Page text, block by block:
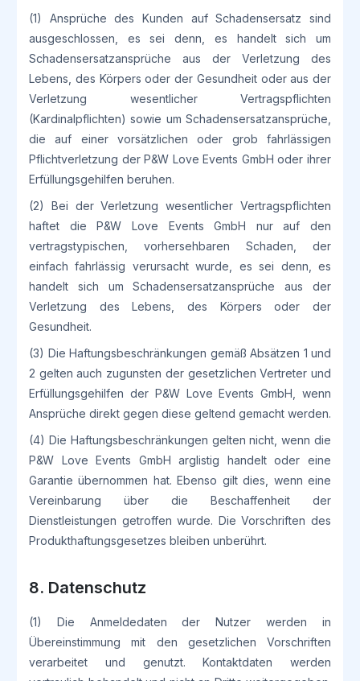
(1) Ansprüche des Kunden auf Schadensersatz sind
ausgeschlossen, es sei denn, es handelt sich um
Schadensersatzansprüche aus der Verletzung des
Lebens, des Körpers oder der Gesundheit oder aus der
Verletzung wesentlicher Vertragspflichten
(Kardinalpflichten) sowie um Schadensersatzansprüche,
die auf einer vorsätzlichen oder grob fahrlässigen
Pflichtverletzung der P&W Love Events GmbH oder ihrer
Erfüllungsgehilfen beruhen.
(2) Bei der Verletzung wesentlicher Vertragspflichten
haftet die P&W Love Events GmbH nur auf den
vertragstypischen, vorhersehbaren Schaden, der
einfach fahrlässig verursacht wurde, es sei denn, es
handelt sich um Schadensersatzansprüche aus der
Verletzung des Lebens, des Körpers oder der
Gesundheit.
(3) Die Haftungsbeschränkungen gemäß Absätzen 1 und
2 gelten auch zugunsten der gesetzlichen Vertreter und
Erfüllungsgehilfen der P&W Love Events GmbH, wenn
Ansprüche direkt gegen diese geltend gemacht werden.
(4) Die Haftungsbeschränkungen gelten nicht, wenn die
P&W Love Events GmbH arglistig handelt oder eine
Garantie übernommen hat. Ebenso gilt dies, wenn eine
Vereinbarung über die Beschaffenheit der
Dienstleistungen getroffen wurde. Die Vorschriften des
Produkthaftungsgesetzes bleiben unberührt.
8. Datenschutz
(1) Die Anmeldedaten der Nutzer werden in
Übereinstimmung mit den gesetzlichen Vorschriften
verarbeitet und genutzt. Kontaktdaten werden